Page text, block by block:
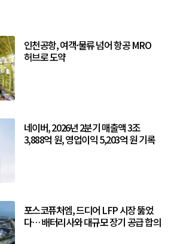
인천공항, 여객·물류 넘어 항공 MRO
허브로 도약
네이버, 2026년 2분기 매출액 3조
3,888억 원, 영업이익 5,203억 원 기록
포스코퓨처엠, 드디어 LFP 시장 뚫었
다… 배터리사와 대규모 장기 공급 합의